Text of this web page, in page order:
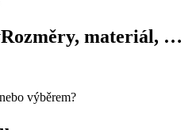
Rozměry, materiál, …
výběrem?